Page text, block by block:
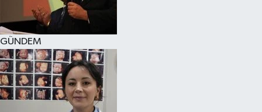
GÜNDEM
Son Dakika Haberleri
Haber Arşivi